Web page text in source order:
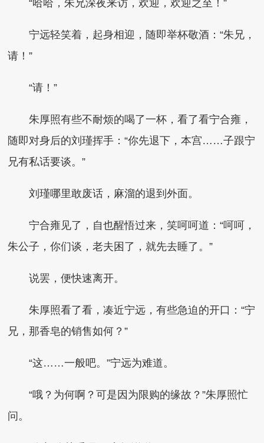
“哈哈，朱兄深夜来访，欢迎，欢迎之至！”
宁远轻笑着，起身相迎，随即举杯敬酒：“朱兄，
请！”
“请！”
朱厚照有些不耐烦的喝了一杯，看了看宁合雍，
随即对身后的刘瑾挥手：“你先退下，本宫……子跟宁
兄有私话要谈。”
刘瑾哪里敢废话，麻溜的退到外面。
宁合雍见了，自也醒悟过来，笑呵呵道：“呵呵，
朱公子，你们谈，老夫困了，就先去睡了。”
说罢，便快速离开。
朱厚照看了看，凑近宁远，有些急迫的开口：“宁
兄，那香皂的销售如何？”
“这……一般吧。”宁远为难道。
“哦？为何啊？可是因为限购的缘故？”朱厚照忙
问。